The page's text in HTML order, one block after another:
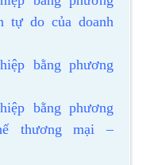
tự do của doanh
bằng phương
bằng phương
thương mại –